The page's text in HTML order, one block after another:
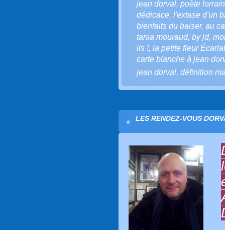
jean dorval, poète lorrain
dédicace, l'extase d'un
bienfaits du baiser, au
tania mouraud, by jd,
ils !, la petite fleur
carte blanche à jean
jean dorval, définition
LES RENDEZ-VOUS